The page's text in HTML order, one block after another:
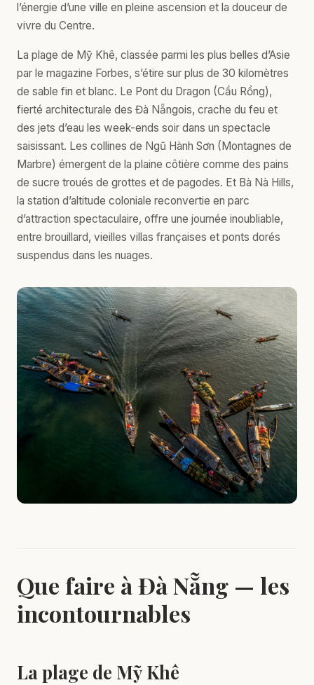
l’énergie d’une ville en pleine ascension et la douceur de
vivre du Centre.
La plage de Mỹ Khê, classée parmi les plus belles d’Asie
par le magazine Forbes, s’étire sur plus de 30 kilomètres
de sable fin et blanc. Le Pont du Dragon (Cầu Rồng),
fierté architecturale des Đà Nẵngois, crache du feu et
des jets d’eau les week-ends soir dans un spectacle
saisissant. Les collines de Ngũ Hành Sơn (Montagnes de
Marbre) émergent de la plaine côtière comme des pains
de sucre troués de grottes et de pagodes. Et Bà Nà Hills,
la station d’altitude coloniale reconvertie en parc
d’attraction spectaculaire, offre une journée inoubliable,
entre brouillard, vieilles villas françaises et ponts dorés
suspendus dans les nuages.
Que faire à Đà Nẵng — les
incontournables
La plage de Mỹ Khê